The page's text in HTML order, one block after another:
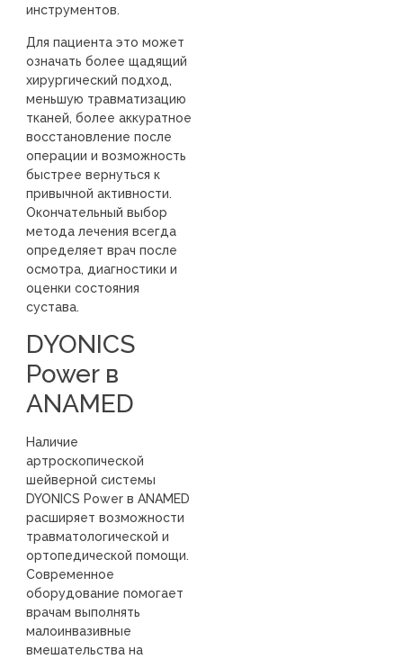
инструментов.
Для пациента это может
означать более щадящий
хирургический подход,
меньшую травматизацию
тканей, более аккуратное
восстановление после
операции и возможность
быстрее вернуться к
привычной активности.
Окончательный выбор
метода лечения всегда
определяет врач после
осмотра, диагностики и
оценки состояния
сустава.
DYONICS
Power в
ANAMED
Наличие
артроскопической
шейверной системы
DYONICS Power в ANAMED
расширяет возможности
травматологической и
ортопедической помощи.
Современное
оборудование помогает
врачам выполнять
малоинвазивные
вмешательства на